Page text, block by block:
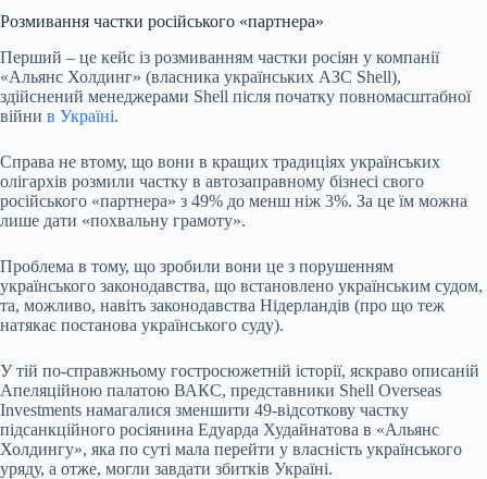
Розмивання частки російського «партнера»
Перший – це кейс із розмиванням частки росіян у компанії
«Альянс Холдинг» (власника українських АЗС Shell),
здійснений менеджерами Shell після початку повномасштабної
війни в Україні.
Справа не втому, що вони в кращих традиціях українських
олігархів розмили частку в автозаправному бізнесі свого
російського «партнера» з 49% до менш ніж 3%. За це їм можна
лише дати «похвальну грамоту».
Проблема в тому, що зробили вони це з порушенням
українського законодавства, що встановлено українським судом,
та, можливо, навіть законодавства Нідерландів (про що теж
натякає постанова українського суду).
У тій по-справжньому гостросюжетній історії, яскраво описаній
Апеляційною палатою ВАКС, представники Shell Overseas
Investments намагалися зменшити 49-відсоткову частку
підсанкційного росіянина Едуарда Худайнатова в «Альянс
Холдингу», яка по суті мала перейти у власність українського
уряду, а отже, могли завдати збитків Україні.